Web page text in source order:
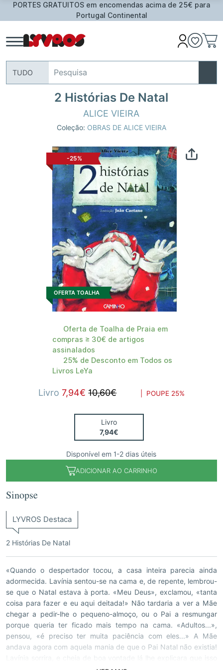
PORTES GRATUITOS em encomendas acima de 25€ para
Portugal Continental
TUDO
2 Histórias De Natal
ALICE VIEIRA
Coleção: OBRAS DE ALICE VIEIRA
-25%
OFERTA TOALHA
Oferta de Toalha de Praia em
compras ≥ 30€ de artigos
assinalados
25% de Desconto em Todos os
Livros LeYa
Livro7,94€ 10,60€ | POUPE 25%
Livro
7,94€
Disponível em 1-2 dias úteis
ADICIONAR AO CARRINHO
Sinopse
LYVROS Destaca
2 Histórias De Natal
«Quando o despertador tocou, a casa inteira parecia ainda
adormecida. Lavínia sentou-se na cama e, de repente, lembrou-
se que o Natal estava à porta. «Meu Deus», exclamou, «tanta
coisa para fazer e eu aqui deitada!» Não tardaria a ver a Mãe
chegar a pedir-lhe o pequeno-almoço, ou o Pai a resmungar
porque queria ter ficado mais tempo na cama. «Adultos...»,
pensou, «é preciso ter muita paciência com eles...» A Mãe
andava agora com aquela mania de que o Pai Natal não existia!
Lavínia sorrira, e cheia de boa vontade lá lhe explicara que isso